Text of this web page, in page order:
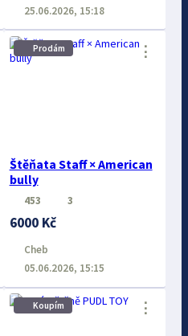
25.06.2026, 15:18
Prodám
Štěňata Staff × American
bully
⋮
453 3
6000 Kč
Cheb
05.06.2026, 15:15
Koupím ⋮